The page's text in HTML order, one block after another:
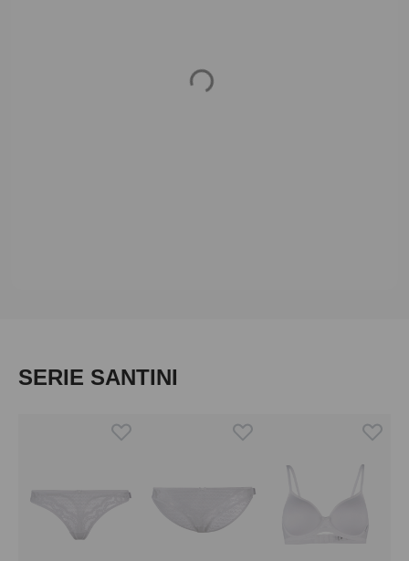
Loading...
Produktgalerie überspringen
SERIE SANTINI